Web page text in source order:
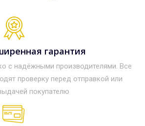
гарантия
с надёжными производителями. Все
проверку перед отправкой или
покупателю